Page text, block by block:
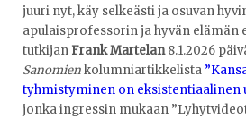
juuri nyt, käy selkeästi ja osuvan
apulaisprofessorin ja hyvän elämän
tutkijan Frank Martelan8.1.2026
Sanomienkolumniartikkelista
tyhmistyminen on eksistentiaalinen
jonka ingressin mukaan